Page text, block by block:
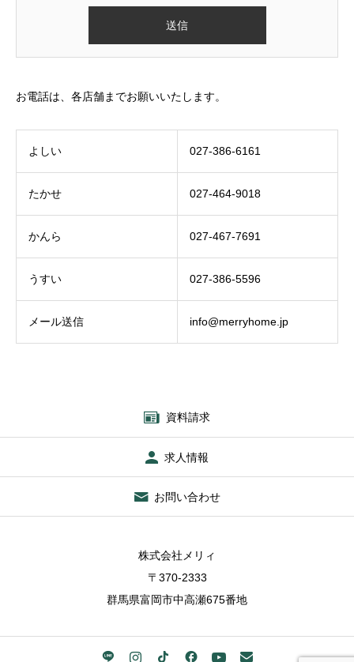
お電話は、各店舗までお願いいたします。
よしい 027-386-6161
たかせ 027-464-9018
かんら 027-467-7691
うすい 027-386-5596
メール送信 info@merryhome.jp
資料請求
求人情報
お問い合わせ
株式会社メリィ
〒370-2333
群馬県富岡市中高瀬675番地